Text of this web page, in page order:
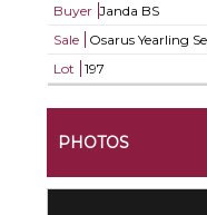
Buyer Janda BS
Sale
Osarus Yearling
Lot
197
PHOTOS